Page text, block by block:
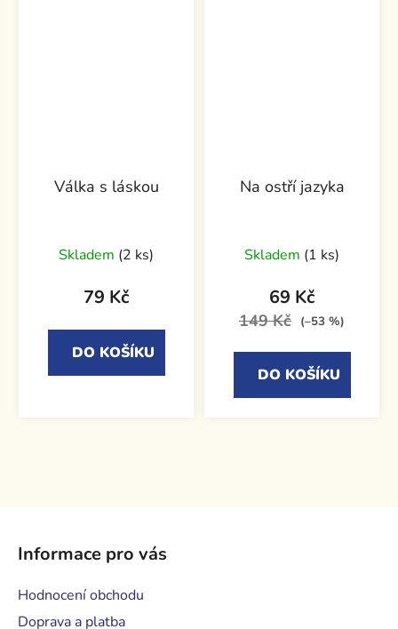
Válka s láskou
Skladem (2 ks)
79 Kč
DO KOŠÍKU
Na ostří jazyka
Skladem (1 ks)
69 Kč
149 Kč (–53 %)
DO KOŠÍKU
Informace pro vás
Hodnocení obchodu
Doprava a platba